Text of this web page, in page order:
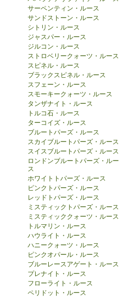
サーペンティン・ルース
サンドストーン・ルース
シトリン・ルース
ジャスパー・ルース
ジルコン・ルース
ストロベリークォーツ・ルース
スピネル・ルース
ブラックスピネル・ルース
スフェーン・ルース
スモーキークォーツ・ルース
タンザナイト・ルース
トルコ石・ルース
ターコイズ・ルース
ブルートパーズ・ルース
スカイブルートパーズ・ルース
スイスブルートパーズ・ルース
ロンドンブルートパーズ・ルー
ス
ホワイトトパーズ・ルース
ピンクトパーズ・ルース
レッドトパーズ・ルース
ミスティックトパーズ・ルース
ミスティッククォーツ・ルース
トルマリン・ルース
ハウライト・ルース
ハニークォーツ・ルース
ピンクオパール・ルース
ブルーレースアゲート・ルース
プレナイト・ルース
フローライト・ルース
ペリドット・ルース